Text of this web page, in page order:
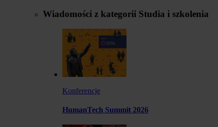
Wiadomości z kategorii Studia i szkolenia
Konferencje
HumanTech Summit 2026